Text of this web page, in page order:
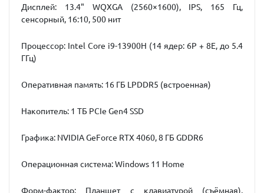
Дисплей: 13.4" WQXGA (2560×1600), IPS, 165 Гц,
сенсорный, 16:10, 500 нит
Процессор: Intel Core i9-13900H (14 ядер: 6P + 8E, до 5.4
ГГц)
Оперативная память: 16 ГБ LPDDR5 (встроенная)
Накопитель: 1 ТБ PCIe Gen4 SSD
Графика: NVIDIA GeForce RTX 4060, 8 ГБ GDDR6
Операционная система: Windows 11 Home
Форм-фактор: Планшет с клавиатурой (съёмная),